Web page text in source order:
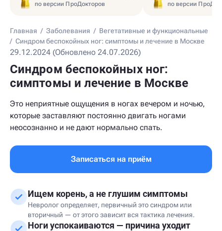
по версии ПроДокторов по версии
Главная / Заболевания / Вегетативные и функциональные
/ Синдром беспокойных ног: симптомы и лечение в Москве
29.12.2024 (Обновлено 24.07.2026)
Синдром беспокойных ног:
симптомы и лечение в Москве
Это неприятные ощущения в ногах вечером и ночью,
которые заставляют постоянно двигать ногами
неосознанно и не дают нормально спать.
Записаться на приём
Ищем корень, а не глушим симптомы
Невролог определяет, первичный это синдром или
вторичный — от этого зависит вся тактика лечения.
Ноги успокаиваются — причина уходит